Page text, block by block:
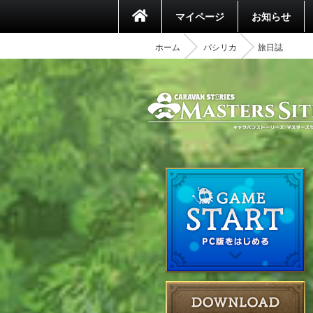
マイページ お知らせ
ホーム パシリカ 旅日誌